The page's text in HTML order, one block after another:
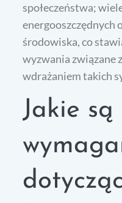
społeczeństwa;
energooszczędnych
środowiska, co
wyzwania związane
wdrażaniem takich
Jakie są